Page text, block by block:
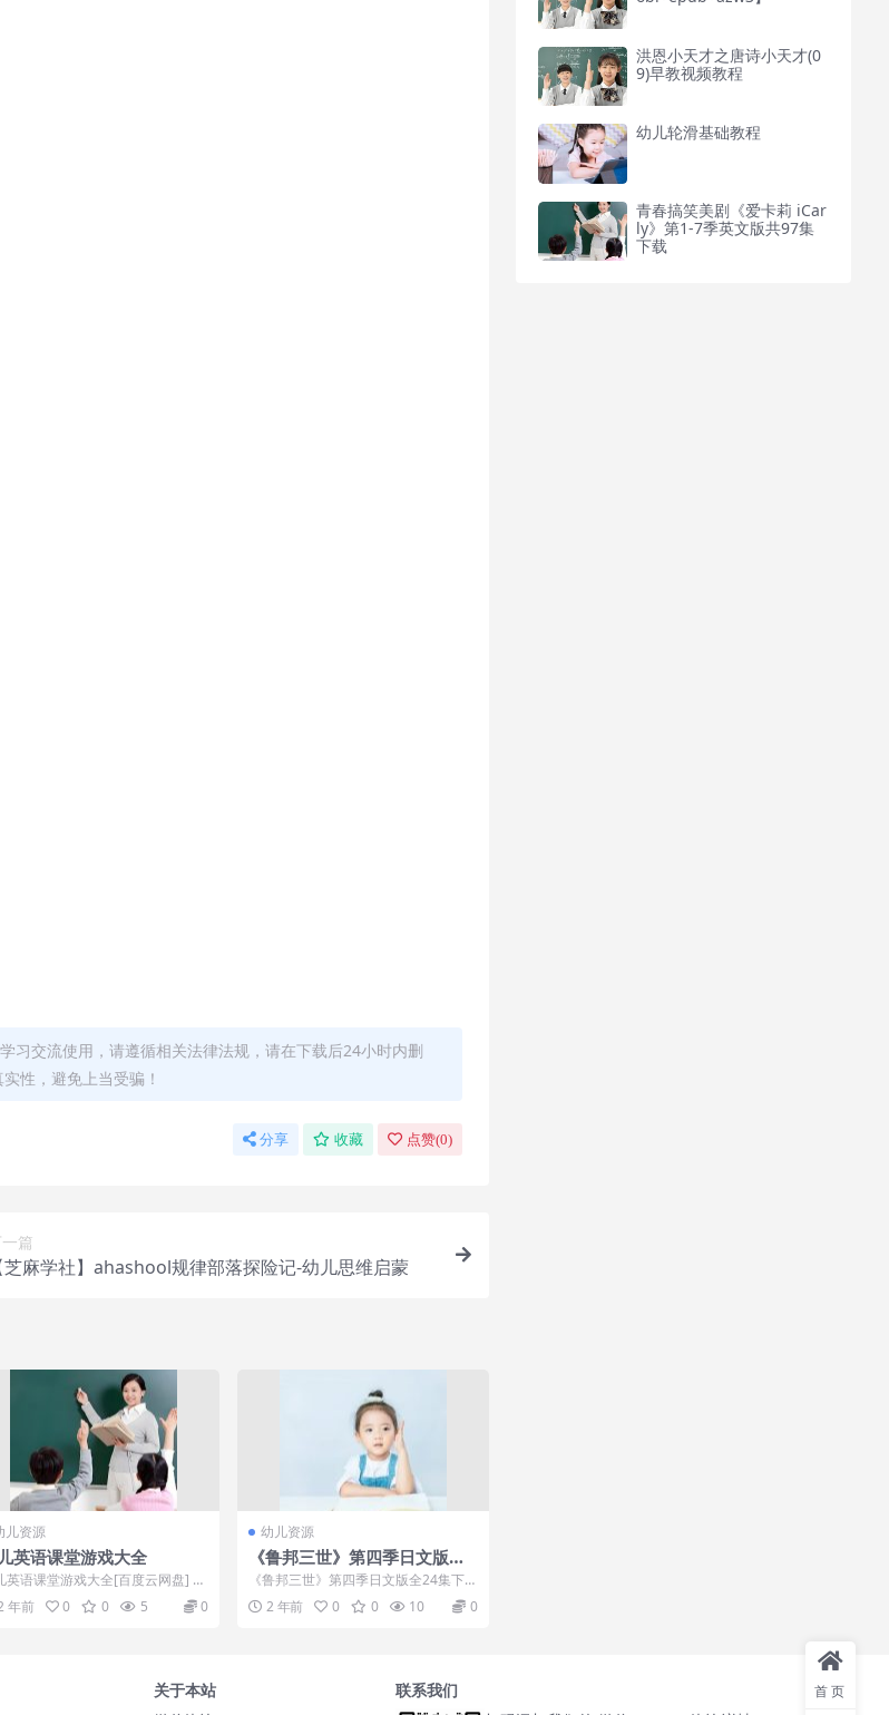
习交流使用，请遵循相关法律法规，请在下载后24小时内删
性，避免上当受骗！
分享 收藏 点赞(0)
篇
芝麻学社】ahashool规律部落探险记-幼儿思维启蒙
儿资源
英语课堂游戏大全
英语课堂游戏大全[百度云网盘] 今
大家分享的是幼少儿英语课堂游戏
近...
年前 0 0 5 0
幼儿资源
《鲁邦三世》第四季日文版全2
4集下载
《鲁邦三世》第四季日文版全24集下
载内容简介：国际刑警的钱形幸一警部
收到了鲁邦三...
2 年前 0 0 10 0
洪恩小天才之唐诗小天才(0
9)早教视频教程
幼儿轮滑基础教程
青春搞笑美剧《爱卡莉 iCar
ly》第1-7季英文版共97集
下载
关于本站
联系我们
首页